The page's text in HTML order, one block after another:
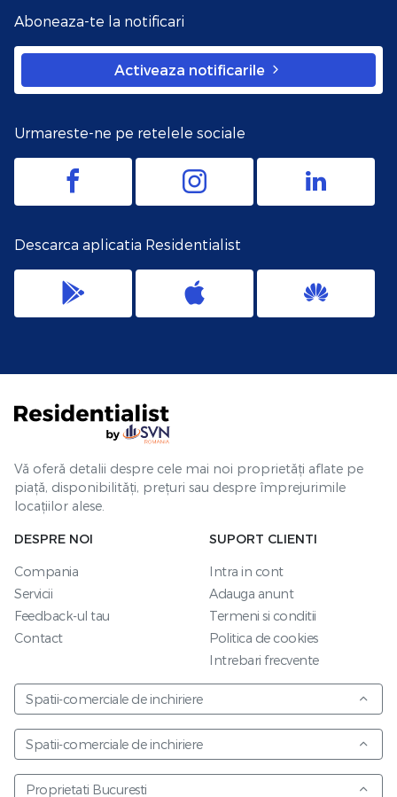
Aboneaza-te la notificari
Activeaza notificarile
Urmareste-ne pe retelele sociale
Descarca aplicatia Residentialist
Vă oferă detalii despre cele mai noi proprietăți aflate pe
piață, disponibilități, prețuri sau despre împrejurimile
locațiilor alese.
DESPRE NOI
Compania
Servicii
Feedback-ul tau
Contact
SUPORT CLIENTI
Intra in cont
Adauga anunt
Termeni si conditii
Politica de cookies
Intrebari frecvente
Spatii-comerciale de inchiriere
Spatii-comerciale de inchiriere
Proprietati Bucuresti